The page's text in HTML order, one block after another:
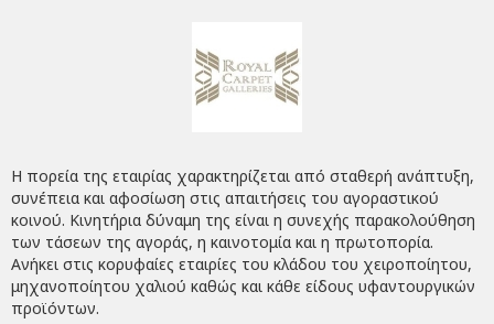
Η πορεία της εταιρίας χαρακτηρίζεται από σταθερή ανάπτυξη,
συνέπεια και αφοσίωση στις απαιτήσεις του αγοραστικού
κοινού. Κινητήρια δύναμη της είναι η συνεχής παρακολούθηση
των τάσεων της αγοράς, η καινοτομία και η πρωτοπορία.
Ανήκει στις κορυφαίες εταιρίες του κλάδου του χειροποίητου,
μηχανοποίητου χαλιού καθώς και κάθε είδους υφαντουργικών
προϊόντων.